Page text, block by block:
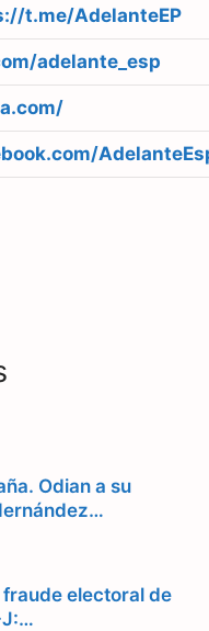
t.me/AdelanteEP
adelante_esp
Odian a su
electoral de
J:…